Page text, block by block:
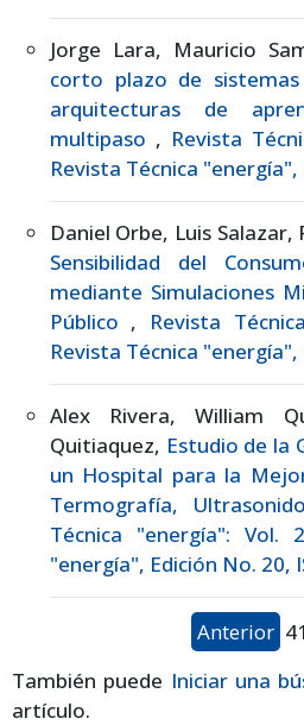
Jorge Lara, Mauricio
corto plazo de
arquitecturas de
multipaso , Revista
Revista Técnica "energía",
Daniel Orbe, Luis Salazar,
Sensibilidad del
mediante Simulaciones
Público , Revista
Revista Técnica "energía",
Alex Rivera, William
Quitiaquez, Estudio de la
un Hospital para la
Termografía,
Técnica "energía": Vol.
"energía", Edición No. 20,
Anterior
También puede Iniciar una
artículo.